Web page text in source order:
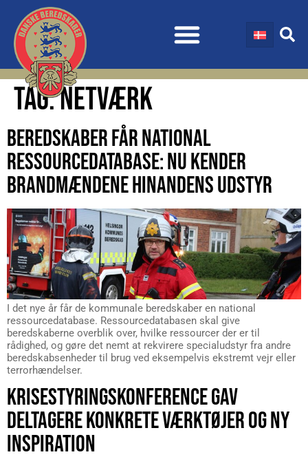
TAG:NETVÆRK
BEREDSKABER FÅR NATIONAL
RESSOURCEDATABASE: NU KENDER
BRANDMÆNDENE HINANDENS UDSTYR
I det nye år får de kommunale beredskaber en national
ressourcedatabase. Ressourcedatabasen skal give
beredskaberne overblik over, hvilke ressourcer der er til
rådighed, og gøre det nemt at rekvirere specialudstyr fra andre
beredskabsenheder til brug ved eksempelvis ekstremt vejr eller
terrorhændelser.
KRISESTYRINGSKONFERENCE GAV
DELTAGERE KONKRETE VÆRKTØJER OG NY
INSPIRATION